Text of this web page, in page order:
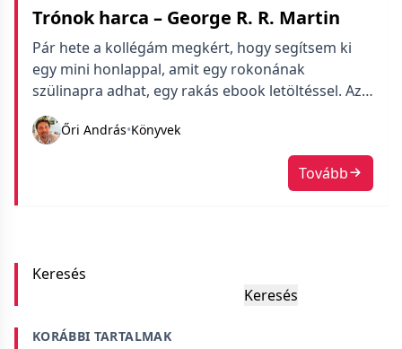
Trónok harca – George R. R. Martin
Pár hete a kollégám megkért, hogy segítsem ki
egy mini honlappal, amit egy rokonának
szülinapra adhat, egy rakás ebook letöltéssel. Az
anyagot egy pendriveon kaptam meg és rengeteg
könyv volt, amiket magamnak is elpakoltam.
Köztük a teljes Tűz és Jég dala sorozat. Évekkel
ezelőtt már elolvastam az első könyvet és
Őri András•Könyvek
Tovább
Keresés
Keresés
KORÁBBI TARTALMAK